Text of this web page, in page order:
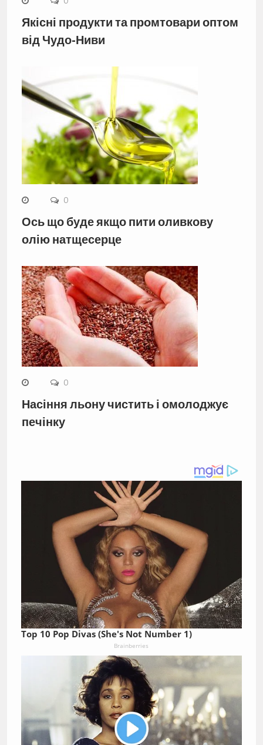
Якісні продукти та промтовари оптом
від Чудо-Ниви
0
Ось що буде якщо пити оливкову
олію натщесерце
0
Насіння льону чистить і омолоджує
печінку
Top 10 Pop Divas (She's Not Number 1)
Brainberries